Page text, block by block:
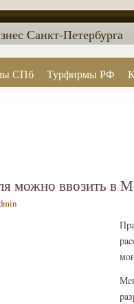
СПб Турфирмы РФ
Санкт-Петербурга
можно ввозить в